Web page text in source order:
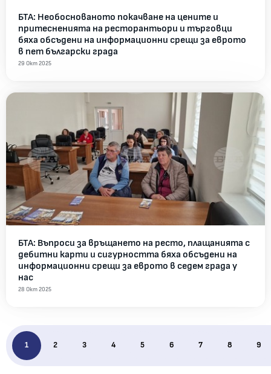
БТА: Необоснованото покачване на цените и
притесненията на ресторантьори и търговци
бяха обсъдени на информационни срещи за еврото
в пет български града
29 Окт 2025
БТА: Въпроси за връщането на ресто, плащанията с
дебитни карти и сигурността бяха обсъдени на
информационни срещи за еврото в седем града у
нас
28 Окт 2025
1 2 3 4 5 6 7 8 9